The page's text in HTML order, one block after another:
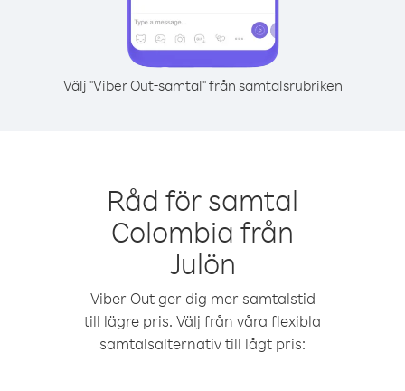
Välj "Viber Out-samtal" från samtalsrubriken
Råd för samtal
Colombia från
Julön
Viber Out ger dig mer samtalstid
till lägre pris. Välj från våra flexibla
samtalsalternativ till lågt pris: